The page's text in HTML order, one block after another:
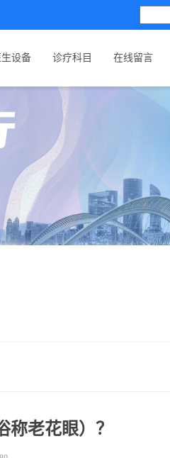
生设备 诊疗科目 在线留言
称老花眼）？